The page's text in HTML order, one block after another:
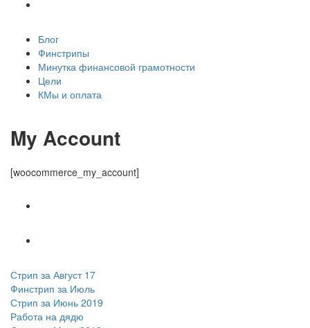
Блог
Финстрипы
Минутка финансовой грамотности
Цели
КМы и оплата
My Account
[woocommerce_my_account]
Стрип за Август 17
Финстрип за Июль
Стрип за Июнь 2019
Работа на дядю